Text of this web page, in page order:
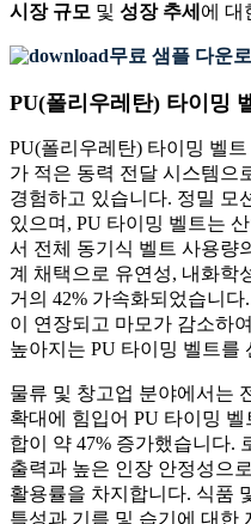
시장 규모 및 성장 추세 에 대
무료 샘플 다운
PU(폴리우레탄) 타이밍
PU(폴리우레탄) 타이밍 벨
가 적은 동력 전달 시스템으
경험하고 있습니다. 정밀 모
있으며, PU 타이밍 벨트는
서 전체 동기식 벨트 사용량
계 채택으로 유연성, 내화학
거의 42% 가속화되었습니
이 연장되고 마모가 감소하
높아지는 PU 타이밍 벨트를
물류 및 창고업 분야에서는
확대에 힘입어 PU 타이밍
합이 약 47% 증가했습니다.
출력과 높은 인장 안정성으
활용률을 차지합니다. 식품
특성과 기름 및 습기에 대한